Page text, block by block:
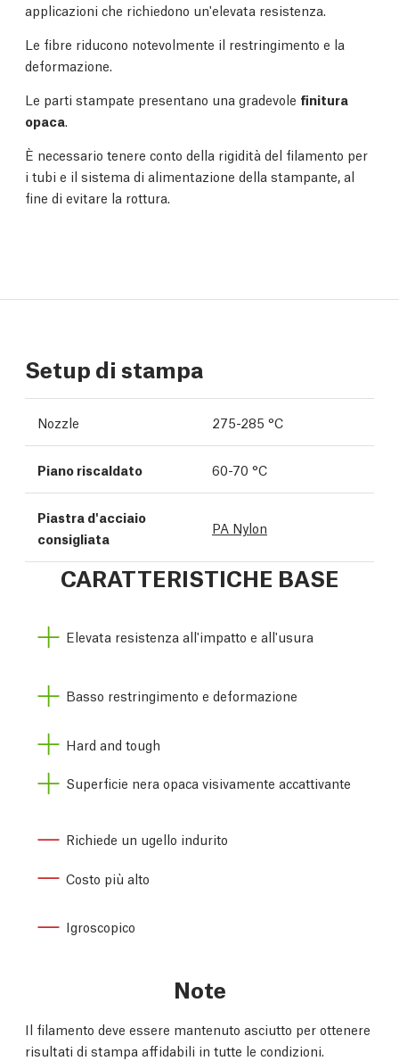
applicazioni che richiedono un'elevata resistenza.
Le fibre riducono notevolmente il restringimento e la
deformazione.
Le parti stampate presentano una gradevole finitura
opaca.
È necessario tenere conto della rigidità del filamento per
i tubi e il sistema di alimentazione della stampante, al
fine di evitare la rottura.
Setup di stampa
Nozzle 275-285 °C
Piano riscaldato 60-70 °C
Piastra d'acciaio
consigliata
PA Nylon
CARATTERISTICHE BASE
Elevata resistenza all'impatto e all'usura
Basso restringimento e deformazione
Hard and tough
Superficie nera opaca visivamente accattivante
Richiede un ugello indurito
Costo più alto
Igroscopico
Note
Il filamento deve essere mantenuto asciutto per ottenere
risultati di stampa affidabili in tutte le condizioni.